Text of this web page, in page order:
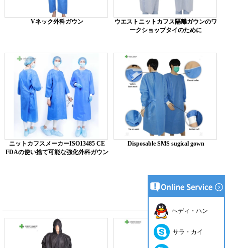
Vネック外科ガウン
ウエストニットカフス隔離ガウンのワ
ークショップタイのために
ニットカフスメーカーISO13485 CE
FDAの使い捨て可能な強化外科ガウン
Disposable SMS sugical gown
ヘディ・ハン
サラ・カイ